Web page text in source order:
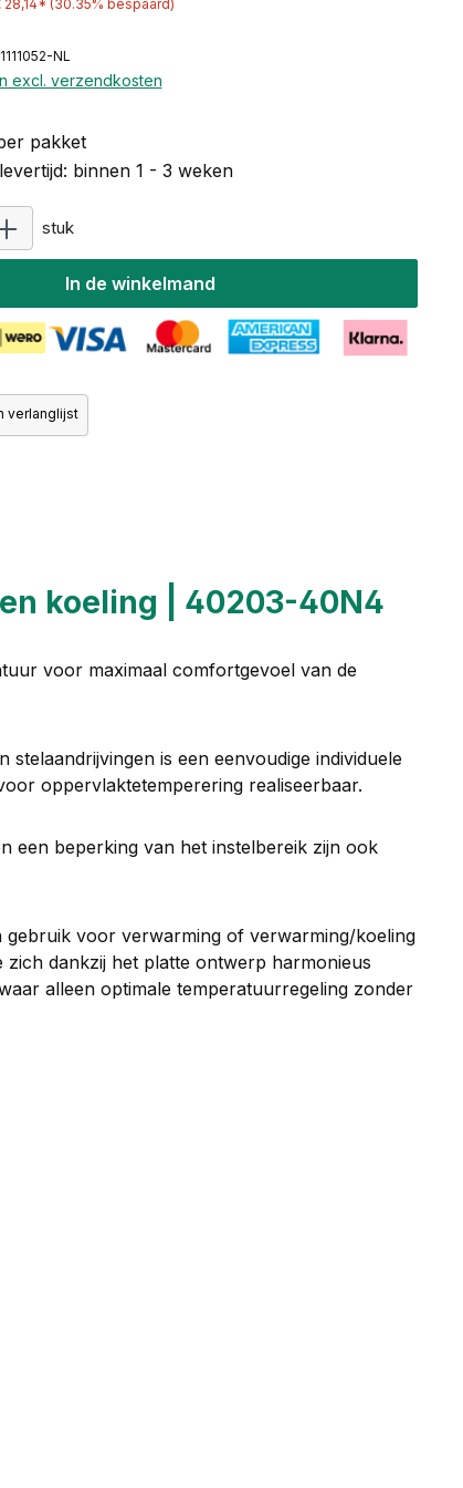
28,14* (30.35% bespaard)
NL
excl. verzendkosten
pakket
binnen 1 - 3 weken
stuk
In de winkelmand
verlanglijst
koeling | 40203-40N4
voor maximaal comfortgevoel van de
is een eenvoudige individuele
oppervlaktetemperering realiseerbaar.
een beperking van het instelbereik zijn ook
gebruik voor verwarming of verwarming/koeling
dankzij het platte ontwerp harmonieus
alleen optimale temperatuurregeling zonder